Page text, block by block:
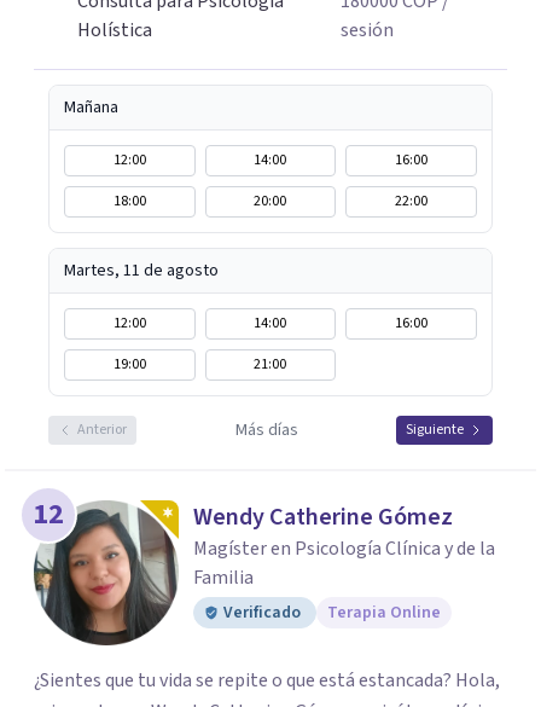
que une el rigor de la psicología con la sabiduría del
Holística
sesión
Mañana
12:00 14:00
16:00
18:00
20:00 22:00
Martes, 11 de agosto
12:00 14:00
16:00
19:00
21:00
Anterior Más días Siguiente
12 Wendy Catherine Gómez
Magíster en Psicología Clínica y de la
Familia
Verificado Terapia Online
¿Sientes que tu vida se repite o que está estancada? Hola,